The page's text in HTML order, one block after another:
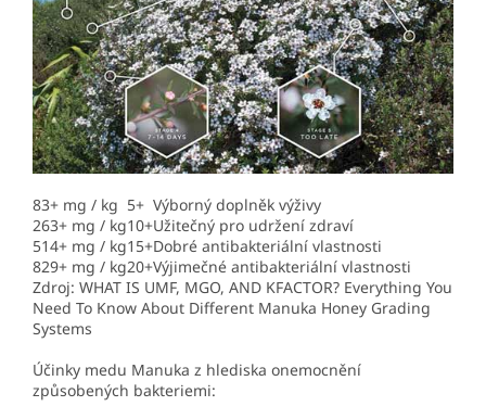
83+ mg / kg 5+ Výborný doplněk výživy
263+ mg / kg10+Užitečný pro udržení zdraví
514+ mg / kg15+Dobré antibakteriální vlastnosti
829+ mg / kg20+Výjimečné antibakteriální vlastnosti
Zdroj: WHAT IS UMF, MGO, AND KFACTOR? Everything You
Need To Know About Different Manuka Honey Grading
Systems
Účinky medu Manuka z hlediska onemocnění
způsobených bakteriemi: